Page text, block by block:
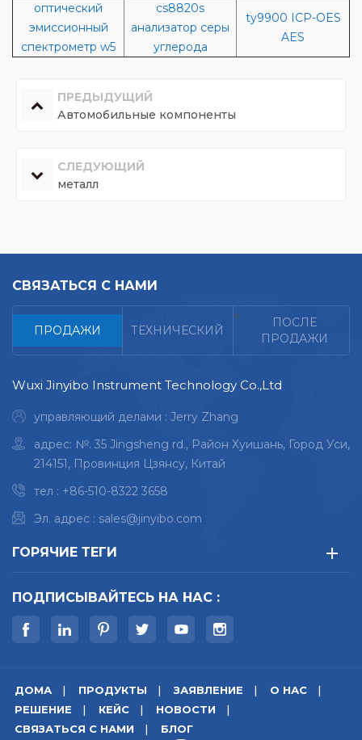
оптический
эмиссионный
спектрометр w5
cs8820s
анализатор серы
углерода
ty9900 ICP-OES
AES
ПРЕДЫДУЩИЙ
Автомобильные компоненты
СЛЕДУЮЩИЙ
металл
СВЯЗАТЬСЯ С НАМИ
ПРОДАЖИ ТЕХНИЧЕСКИЙ
<
ПОСЛЕ
ПРОДАЖИ
Wuxi Jinyibo Instrument Technology Co.,Ltd
управляющий делами : Jerry Zhang
адрес: №. 35 Jingsheng rd., Район Хуишань, Город Уси,
214151, Провинция Цзянсу, Китай
тел : +86-510-8322 3658
Эл. адрес : sales@jinyibo.com
ГОРЯЧИЕ ТЕГИ
ПОДПИСЫВАЙТЕСЬ НА НАС :
ДОМА ПРОДУКТЫ ЗАЯВЛЕНИЕ
О НАС
РЕШЕНИЕ
КЕЙС
НОВОСТИ
СВЯЗАТЬСЯ С НАМИ
БЛОГ